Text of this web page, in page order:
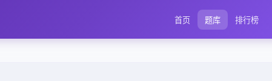
首页 题库 排行榜